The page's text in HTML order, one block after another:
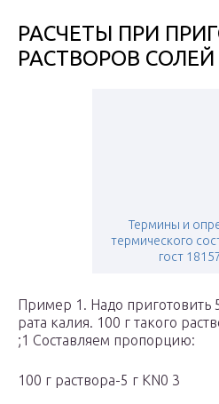
РАСЧЕТЫ ПРИ
РАСТВОРОВ СОЛЕЙ
Термины и
термического
гост
Пример 1. Надо приготовить
рата калия. 100 г такого
;1 Составляем пропорцию:
100 г раствора-5 г KN0 3